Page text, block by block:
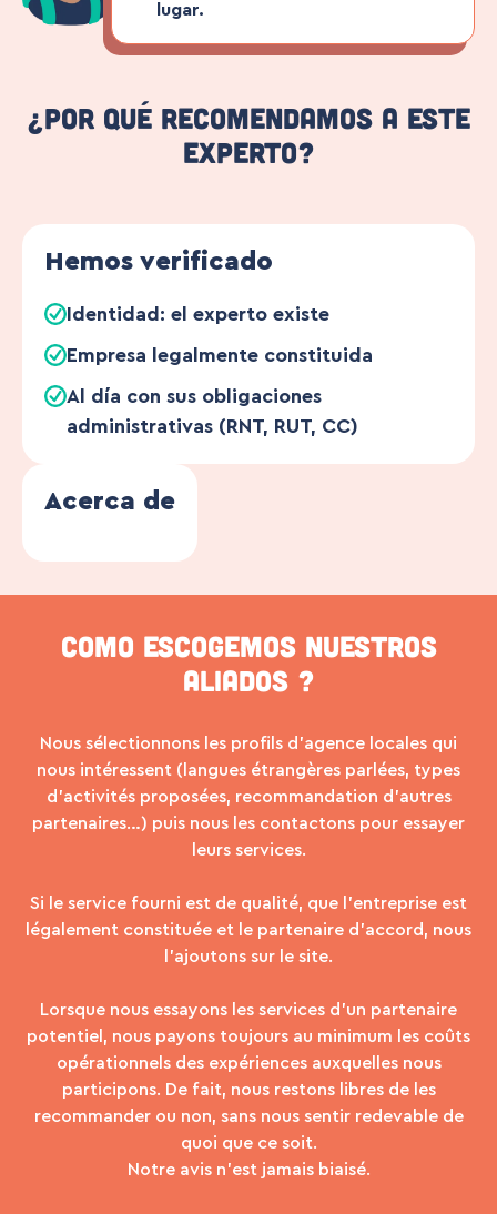
lugar.
¿Por qué recomendamos a este
experto?
Hemos verificado
Identidad: el experto existe
Empresa legalmente constituida
Al día con sus obligaciones
administrativas (RNT, RUT, CC)
Acerca de
Como escogemos nuestros
aliados ?
Nous sélectionnons les profils d’agence locales qui
nous intéressent (langues étrangères parlées, types
d’activités proposées, recommandation d’autres
partenaires…) puis nous les contactons pour essayer
leurs services.
Si le service fourni est de qualité, que l’entreprise est
légalement constituée et le partenaire d’accord, nous
l’ajoutons sur le site.
Lorsque nous essayons les services d’un partenaire
potentiel, nous payons toujours au minimum les coûts
opérationnels des expériences auxquelles nous
participons. De fait, nous restons libres de les
recommander ou non, sans nous sentir redevable de
quoi que ce soit.
Notre avis n’est jamais biaisé.